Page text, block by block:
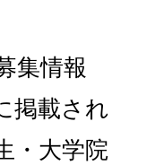
集情報
掲載され
・大学院